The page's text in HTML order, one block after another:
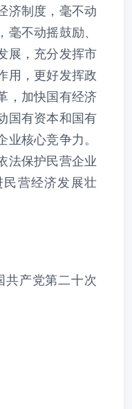
济制度，毫不动
毫不动摇鼓励、
展，充分发挥市
用，更好发挥政
，加快国有经济
国有资本和国有
业核心竞争力。
法保护民营企业
营经济发展壮
共产党第二十次